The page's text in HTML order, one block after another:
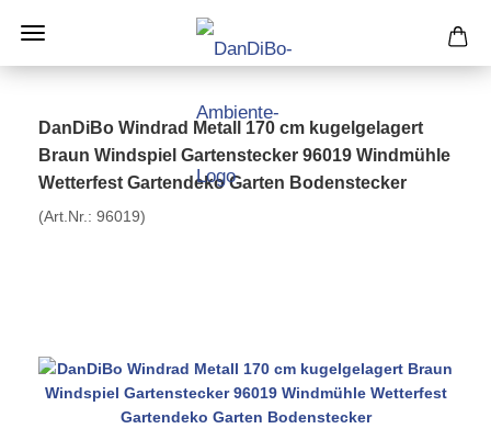
DanDiBo Windrad Metall 170 cm kugelgelagert
Braun Windspiel Gartenstecker 96019 Windmühle
Wetterfest Gartendeko Garten Bodenstecker
(Art.Nr.: 96019)